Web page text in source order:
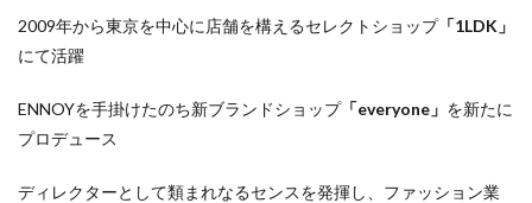
2009年から東京を中心に店舗を構えるセレクトショップ「1LDK 」
にて活躍
ENNOYを手掛けたのち新ブランドショップ「everyone」 を新たに
プロデュース
ディレクターとして類まれなるセンスを発揮し、ファッション業